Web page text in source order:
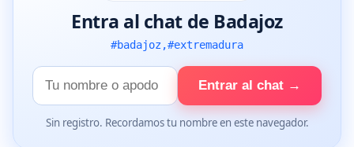
Entra al chat de Badajoz
#badajoz,#extremadura
Tu
nombre
Entrar al chat →
Sin registro. Recordamos tu nombre en este navegador.